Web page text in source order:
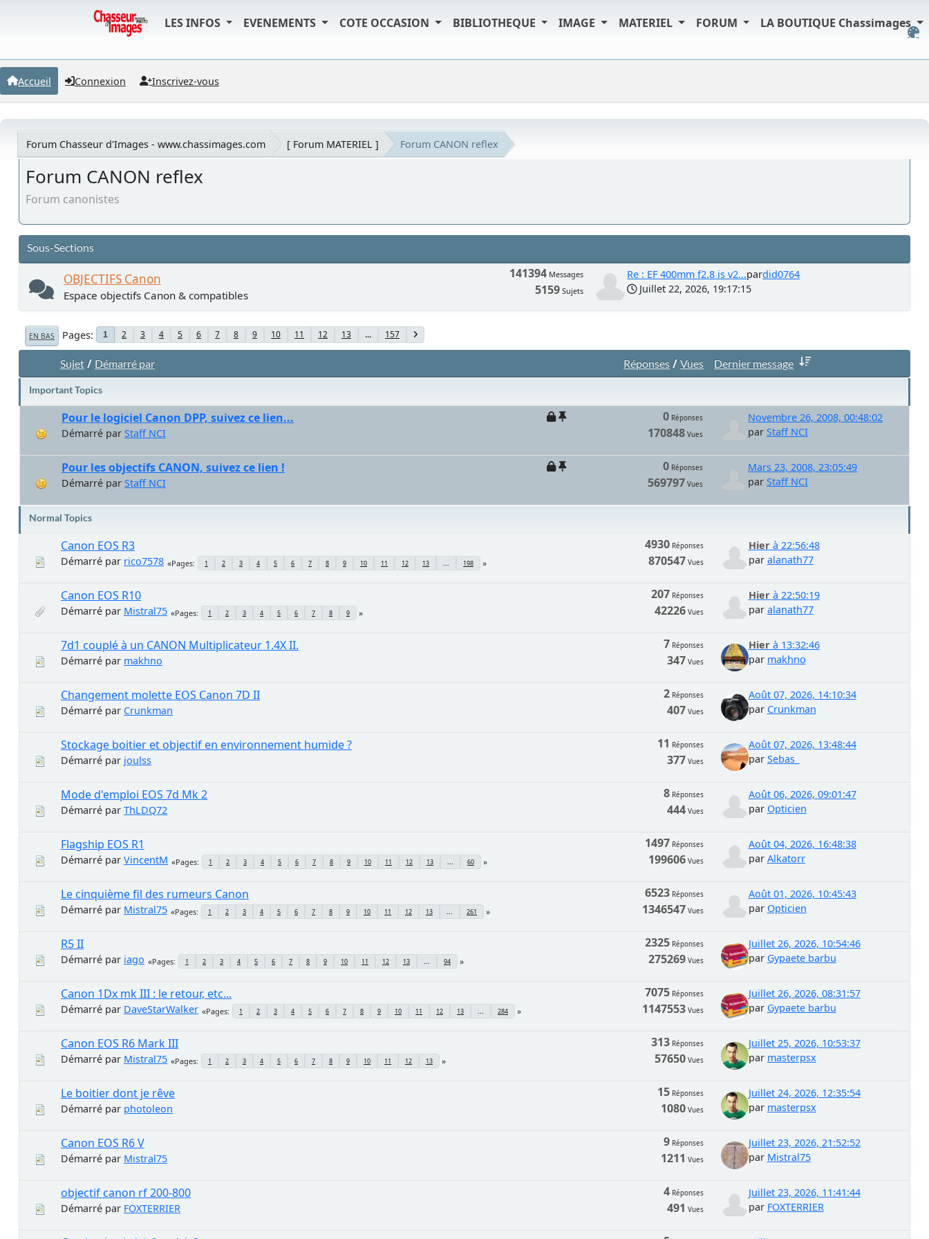
LES INFOS EVENEMENTS COTE OCCASION BIBLIOTHEQUE IMAGE MATERIEL FORUM LA BOUTIQUE Chassimages
Accueil Connexion Inscrivez-vous
Forum Chasseur d'Images - www.chassimages.com [ Forum MATERIEL ] Forum CANON reflex
Forum CANON reflex
Forum canonistes
Sous-Sections
OBJECTIFS Canon
Espace objectifs Canon & compatibles
141394 Messages
5159 Sujets
Re : EF 400mm f2.8 is v2...pardid0764
Juillet 22, 2026, 19:17:15
EN BAS Pages 1 2 3 4 5 6 7 8 9 10 11 12 13 ... 157
Sujet / Démarré par Réponses /Vues Dernier message
Important Topics
Pour le logiciel Canon DPP, suivez ce lien...
Démarré par Staff NCI
0 Réponses
170848 Vues
Novembre 26, 2008, 00:48:02
parStaff NCI
Pour les objectifs CANON, suivez ce lien !
Démarré par Staff NCI
0 Réponses
569797 Vues
Mars 23, 2008, 23:05:49
parStaff NCI
Normal Topics
Canon EOS R3
Démarré par rico7578 Pages 1 2 3 4 5 6 7 8 9 10 11 12 13 ... 198
4930Réponses
870547 Vues
Hierà 22:56:48
par alanath77
Canon EOS R10
Démarré par Mistral75 Pages 1 2 3 4 5 6 7 8 9
207 Réponses
42226Vues
Hierà 22:50:19
par alanath77
7d1 couplé à un CANON Multiplicateur 1.4X II.
Démarré par makhno
7 Réponses
347 Vues
Hierà 13:32:46
par makhno
Changement molette EOS Canon 7D II
Démarré par Crunkman
2Réponses
407 Vues
Août 07, 2026, 14:10:34
par Crunkman
Stockage boitier et objectif en environnement humide ?
Démarré par joulss
11 Réponses
377 Vues
Août 07, 2026, 13:48:44
par Sebas_
Mode d'emploi EOS 7d Mk 2
Démarré par ThLDQ72
8Réponses
444Vues
Août 06, 2026, 09:01:47
par Opticien
Flagship EOS R1
Démarré par VincentM Pages 1 2 3 4 5 6 7 8 9 10 11 12 13 ... 60
1497 Réponses
199606Vues
Août 04, 2026, 16:48:38
par Alkatorr
Le cinquième fil des rumeurs Canon
Démarré par Mistral75 Pages 1 2 3 4 5 6 7 8 9 10 11 12 13 ... 261
6523Réponses
1346547 Vues
Août 01, 2026, 10:45:43
par Opticien
R5 II
Démarré par iago Pages 1 2 3 4 5 6 7 8 9 10 11 12 13 ... 94
2325Réponses
275269Vues
Juillet 26, 2026, 10:54:46
par Gypaete barbu
Canon 1Dx mk III : le retour, etc...
Démarré par DaveStarWalker Pages 1 2 3 4 5 6 7 8 9 10 11 12 13 ... 284
7075Réponses
1147553Vues
Juillet 26, 2026, 08:31:57
par Gypaete barbu
Canon EOS R6 Mark III
Démarré par Mistral75 Pages 1 2 3 4 5 6 7 8 9 10 11 12 13
313Réponses
57650Vues
Juillet 25, 2026, 10:53:37
par masterpsx
Le boitier dont je rêve
Démarré par photoleon
15Réponses
1080Vues
Juillet 24, 2026, 12:35:54
par masterpsx
Canon EOS R6 V
Démarré par Mistral75
9Réponses
1211 Vues
Juillet 23, 2026, 21:52:52
par Mistral75
objectif canon rf 200-800
Démarré par FOXTERRIER
4Réponses
491 Vues
Juillet 23, 2026, 11:41:44
par FOXTERRIER